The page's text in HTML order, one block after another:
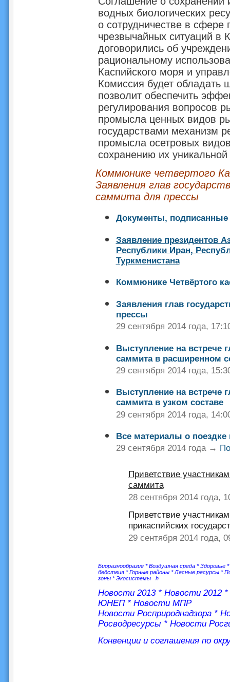
водных биологических
о сотрудничестве в
чрезвычайных ситуаций в
договорились об
рациональному
Каспийского моря и
Комиссия будет обладать
позволит обеспечить
регулирования вопросов
промысла ценных видов
государствами механизм
промысла осетровых
сохранению их
Коммюнике четвертого
Заявления глав
саммита для прессы
Документы, подписанные
Заявление президентов
Республики Иран,
Туркменистана
Коммюнике Четвёртого
Заявления глав
прессы
29 сентября 2014 года,
Выступление на встрече
саммита в расширенном
29 сентября 2014 года,
Выступление на встрече
саммита в узком составе
29 сентября 2014 года,
Все материалы о поездке
29 сентября 2014 года →
Приветствие
саммита
28 сентября 2014 года,
Приветствие
прикаспийских
29 сентября 2014 года,
Биоразнообразие *Воздушная среда *Здоровье *
бедствия *Горные районы *Лесные ресурсы *
зоны *Экосистемы h
Новости 2013* Новости 2012*
ЮНЕП* Новости МПР
Новости Росприроднадзора*
Росводресурсы * Новости
Конвенции и соглашения по